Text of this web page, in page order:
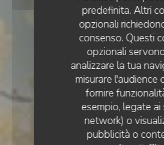
predefinita. Altri
opzionali
consenso. Questi
opzionali
analizzare la tua
misurare l'audience
fornire
esempio, legate ai
network) o
pubblicità o
CAFFÈ•
LE CAFÉ